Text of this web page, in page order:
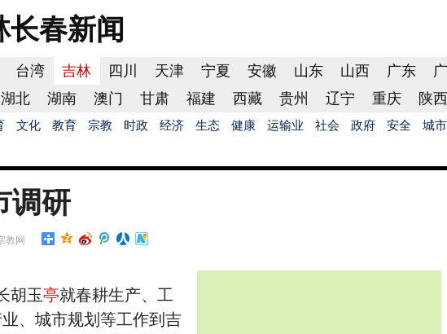
长春新闻
台湾 吉林 四川 天津 宁夏 安徽 山东 山西 广东
湖北 湖南 澳门 甘肃 福建 西藏 贵州 辽宁 重庆 陕西
文化 教育 宗教 时政 经济 生态 健康 运输业 社会 政府 安全 城市
调研
教网
胡玉亭就春耕生产、工
、城市规划等工作到吉